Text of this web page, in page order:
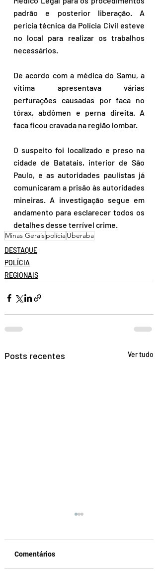
padrão e posterior liberação. A
perícia técnica da Polícia Civil esteve
no local para realizar os trabalhos
necessários.
De acordo com a médica do Samu, a
vítima apresentava várias
perfurações causadas por faca no
tórax, abdômen e perna direita. A
faca ficou cravada na região lombar.
O suspeito foi localizado e preso na
cidade de Batatais, interior de São
Paulo, e as autoridades paulistas já
comunicaram a prisão às autoridades
mineiras. A investigação segue em
andamento para esclarecer todos os
detalhes desse terrível crime.
Minas GeraispolíciaUberaba
DESTAQUE
POLÍCIA
REGIONAIS
Posts recentes Ver tudo
Comentários